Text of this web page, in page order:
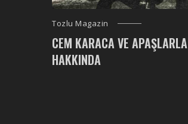
Tozlu Magazin
CEM KARACA VE APAŞLARLA
HAKKINDA